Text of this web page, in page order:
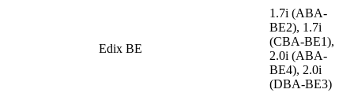
Edix BE
1.7i (ABA-
BE2), 1.7i
(CBA-BE1),
2.0i (ABA-
BE4), 2.0i
(DBA-BE3)